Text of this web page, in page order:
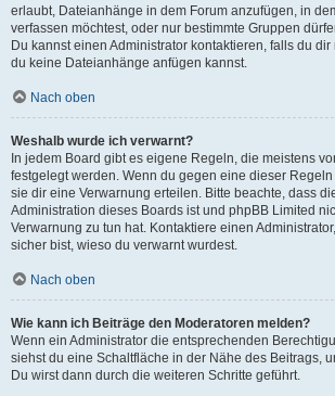
erlaubt, Dateianhänge in dem Forum anzufügen, in
verfassen möchtest, oder nur bestimmte Gruppen
Du kannst einen Administrator kontaktieren, falls du
du keine Dateianhänge anfügen kannst.
Nach oben
Weshalb wurde ich verwarnt?
In jedem Board gibt es eigene Regeln, die meistens
festgelegt werden. Wenn du gegen eine dieser
sie dir eine Verwarnung erteilen. Bitte beachte, dass
Administration dieses Boards ist und phpBB Limited
Verwarnung zu tun hat. Kontaktiere einen
sicher bist, wieso du verwarnt wurdest.
Nach oben
Wie kann ich Beiträge den Moderatoren melden?
Wenn ein Administrator die entsprechenden
siehst du eine Schaltfläche in der Nähe des Beitrags,
Du wirst dann durch die weiteren Schritte geführt.